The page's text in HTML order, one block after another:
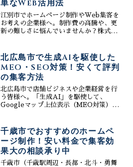
単なWeb活用法
江別市でホームページ制作やWeb集客を
お考えの企業様へ。制作費の高騰や、更
新の難しさに悩んでいませんか？株式会
る簡単なCMS機能で、コストパフォーマ
ンスの高いWeb戦略を提案します。地域
密着のMEO対策や、生成AIを活用した
最新の集客術までをトータルサポート。
江別エリアで競合に差をつけ、効率的に
売上を伸ばすための具体的なノウハウを
公開します。まずは無料の現状調査で貴
社の課題を見つけてください。
北広島市で生成AIを駆使した
MEO・SEO対策！安くて評判
の集客方法
北広島市で店舗ビジネスや企業経営を行
う皆様へ。「生成AI」を駆使して、
Googleマップ上位表示（MEO対策）と
ネクトは、初期費用0円、月額3万円～
で、AIによる効率的なWeb集客をサポー
ト。ボールパーク効果で賑わうこの街
で、競合他社に差をつける「安くて評判
の集客方法」を徹底解説します。
千歳市でおすすめのホームペ
ージ制作！安い料金で集客効
果大の相談承り中
千歳市（千歳駅周辺・長都・北斗・勇舞